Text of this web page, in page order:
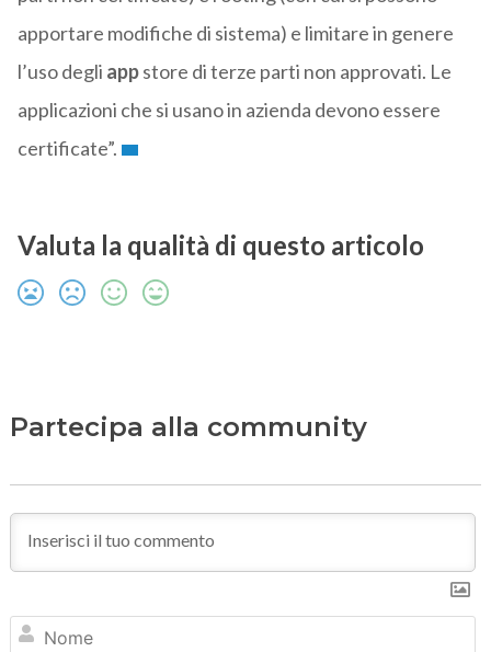
apportare modifiche di sistema) e limitare in genere
l’uso degli appstore di terze parti non approvati. Le
applicazioni che si usano in azienda devono essere
certificate”.
Valuta la qualità di questo articolo
Partecipa alla community